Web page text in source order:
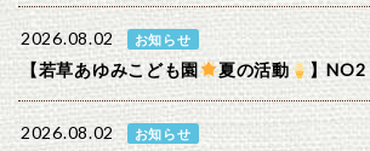
2026.08.02 お知らせ
【若草あゆみこども園 夏の活動 】NO2
2026.08.02 お知らせ